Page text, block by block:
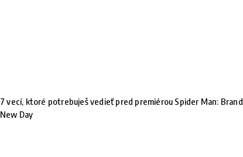
7 vecí, ktoré potrebuješ vedieť pred premiérou Spider Man: Brand
New Day